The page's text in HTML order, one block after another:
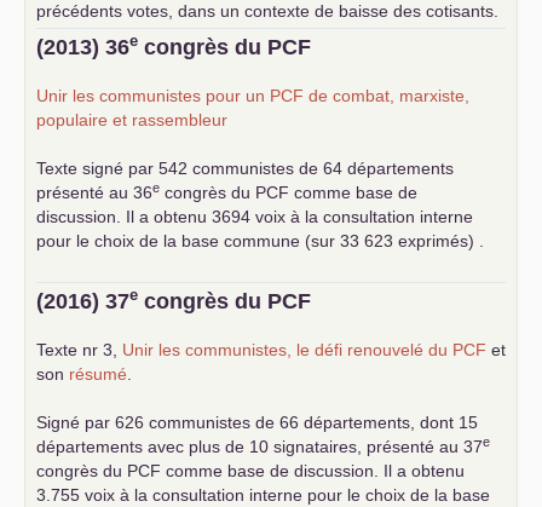
précédents votes, dans un contexte de baisse des cotisants.
... lire la suite
(2013) 36e congrès du PCF
Unir les communistes pour un PCF de combat, marxiste,
populaire et rassembleur
Texte signé par 542 communistes de 64 départements
présenté au 36e congrès du PCF comme base de
discussion. Il a obtenu 3694 voix à la consultation interne
pour le choix de la base commune (sur 33 623 exprimés) .
(2016) 37e congrès du PCF
Texte nr 3, Unir les communistes, le défi renouvelé du PCF et
son résumé
Signé par 626 communistes de 66 départements, dont 15
départements avec plus de 10 signataires, présenté au 37e
congrès du PCF comme base de discussion. Il a obtenu
3.755 voix à la consultation interne pour le choix de la base